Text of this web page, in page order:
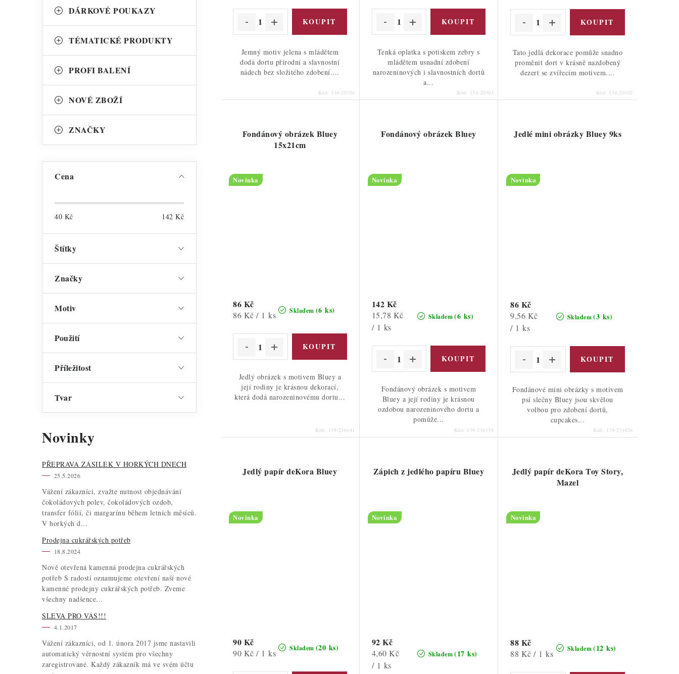
DÁRKOVÉ POUKAZY
TÉMATICKÉ PRODUKTY
PROFI BALENÍ
NOVÉ ZBOŽÍ
ZNAČKY
Cena
40 Kč 142 Kč
Štítky
Značky
Motiv
Použití
Příležitost
Tvar
Novinky
PŘEPRAVA ZÁSILEK V HORKÝCH DNECH
25.5.2026
Vážení zákazníci, zvažte nutnost objednávání
čokoládových polev, čokoládových ozdob,
transfer fólií, či margarínu během letních měsíců.
V horkých d...
Prodejna cukrářských potřeb
18.8.2024
Nově otevřená kamenná prodejna cukrářských
potřeb S radostí oznamujeme otevření naší nové
kamenné prodejny cukrářských potřeb. Zveme
všechny nadšence...
SLEVA PRO VÁS!!!
4.1.2017
Vážení zákazníci, od 1. února 2017 jsme nastavili
automatický věrnostní systém pro všechny
zaregistrované. Každý zákazník má ve svém účtu
Jemný motiv jelena s mládětem
dodá dortu přírodní a slavnostní
nádech bez složitého zdobení....
Kód: 134-20304
Tenká oplatka s potiskem zebry s
mládětem usnadní zdobení
narozeninových i slavnostních dortů
a...
Kód: 134-20303
Tato jedlá dekorace pomůže snadno
proměnit dort v krásně nazdobený
dezert se zvířecím motivem....
Kód: 134-20302
Fondánový obrázek Bluey
15x21cm
Novinka
Skladem (6 ks)
86 Kč
Měrná
86 Kč / 1 ks
Jedlý obrázek s motivem Bluey a
její rodiny je krásnou dekorací,
která dodá narozeninovému dortu...
Kód: 139-236141
Fondánový obrázek Bluey
Novinka
Skladem (6 ks)
142 Kč
Měrná
cena:
15,78 Kč
/ 1 ks
Fondánový obrázek s motivem
Bluey a její rodiny je krásnou
ozdobou narozeninového dortu a
pomůže...
Kód: 139-236138
Jedlé mini obrázky Bluey 9ks
Novinka
Skladem (3 ks)
86 Kč
Měrná
cena:
9,56 Kč
/ 1 ks
Fondánové mini obrázky s motivem
psí slečny Bluey jsou skvělou
volbou pro zdobení dortů,
cupcakes...
Kód: 139-231426
Jedlý papír deKora Bluey
Novinka
Skladem (20 ks)
90 Kč
Měrná
90 Kč / 1 ks
Zápich z jedlého papíru Bluey
Novinka
Skladem (17 ks)
92 Kč
Měrná
cena:
4,60 Kč
/ 1 ks
Jedlý papír deKora Toy Story,
Mazel
Novinka
Skladem (12 ks)
88 Kč
Měrná
88 Kč / 1 ks